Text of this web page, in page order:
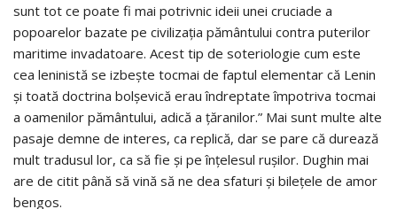
sunt tot ce poate fi mai potrivnic ideii unei cruciade a
popoarelor bazate pe civilizaţia pământului contra puterilor
maritime invadatoare. Acest tip de soteriologie cum este
cea leninistă se izbeşte tocmai de faptul elementar că Lenin
şi toată doctrina bolşevică erau îndreptate împotriva tocmai
a oamenilor pământului, adică a ţăranilor.” Mai sunt multe alte
pasaje demne de interes, ca replică, dar se pare că durează
mult tradusul lor, ca să fie și pe înțelesul rușilor. Dughin mai
are de citit până să vină să ne dea sfaturi și bilețele de amor
bengos.